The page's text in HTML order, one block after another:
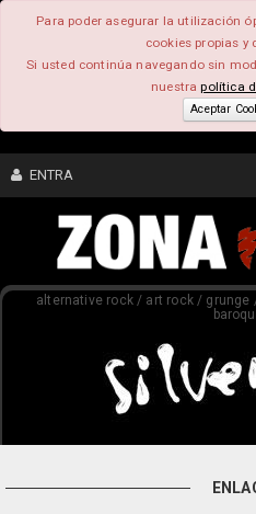
Para poder asegurar la utilización
cookies propias y
Si usted continúa navegando sin
nuestrapolítica
Aceptar
ENTRA
CONTENIDO
FEEEDBACK
alternative rock / art rock /